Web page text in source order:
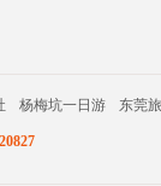
杨梅坑一日游 东莞